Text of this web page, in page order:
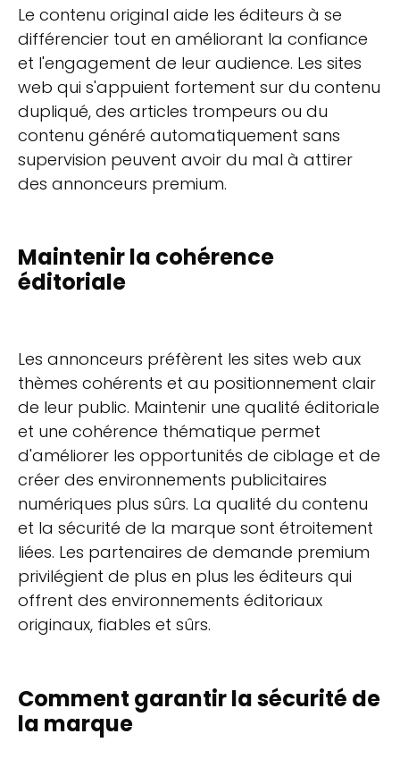
Le contenu original aide les éditeurs à se
différencier tout en améliorant la confiance
et l'engagement de leur audience. Les sites
web qui s'appuient fortement sur du contenu
dupliqué, des articles trompeurs ou du
contenu généré automatiquement sans
supervision peuvent avoir du mal à attirer
des annonceurs premium.
Maintenir la cohérence
éditoriale
Les annonceurs préfèrent les sites web aux
thèmes cohérents et au positionnement clair
de leur public. Maintenir une qualité éditoriale
et une cohérence thématique permet
d'améliorer les opportunités de ciblage et de
créer des environnements publicitaires
numériques plus sûrs. La qualité du contenu
et la sécurité de la marque sont étroitement
liées. Les partenaires de demande premium
privilégient de plus en plus les éditeurs qui
offrent des environnements éditoriaux
originaux, fiables et sûrs.
Comment garantir la sécurité de
la marque